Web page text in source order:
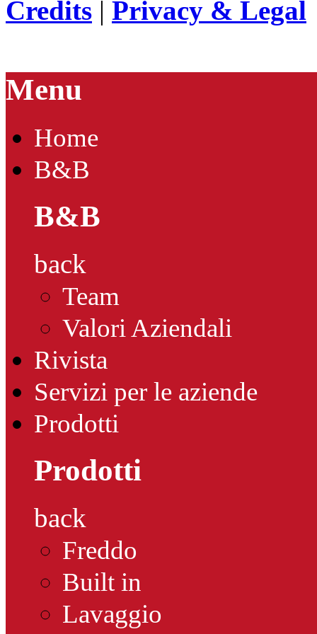
Credits | Privacy & Legal
Menu
Home
B&B
B&B
back
Team
Valori Aziendali
Rivista
Servizi per le aziende
Prodotti
Prodotti
back
Freddo
Built in
Lavaggio